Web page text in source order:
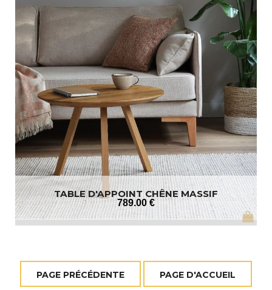
TABLE D'APPOINT CHÊNE MASSIF
789.00 €